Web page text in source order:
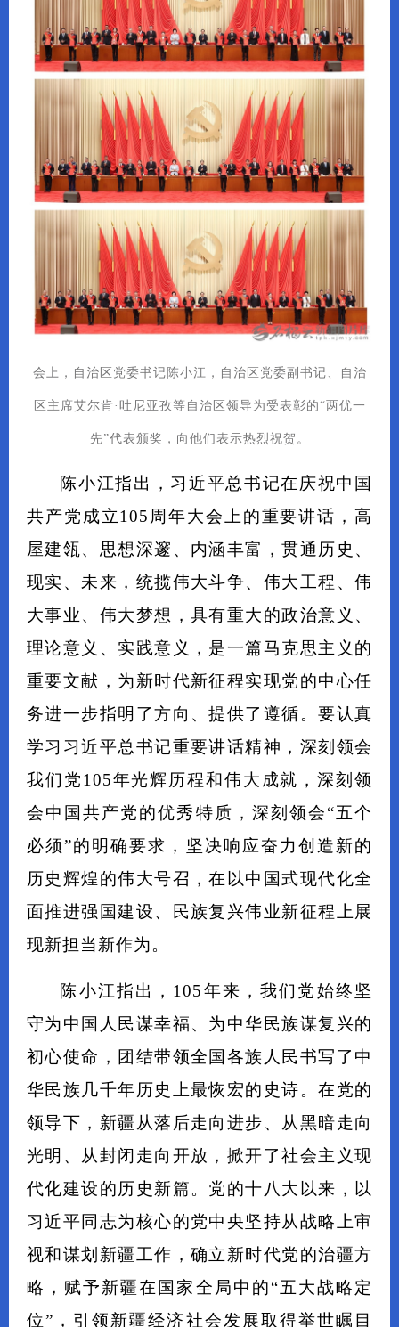
会上，自治区党委书记陈小江，自治区党委副书记、自治
区主席艾尔肯·吐尼亚孜等自治区领导为受表彰的“两优一
先”代表颁奖，向他们表示热烈祝贺。
陈小江指出，习近平总书记在庆祝中国
共产党成立105周年大会上的重要讲话，高
屋建瓴、思想深邃、内涵丰富，贯通历史、
现实、未来，统揽伟大斗争、伟大工程、伟
大事业、伟大梦想，具有重大的政治意义、
理论意义、实践意义，是一篇马克思主义的
重要文献，为新时代新征程实现党的中心任
务进一步指明了方向、提供了遵循。要认真
学习习近平总书记重要讲话精神，深刻领会
我们党105年光辉历程和伟大成就，深刻领
会中国共产党的优秀特质，深刻领会“五个
必须”的明确要求，坚决响应奋力创造新的
历史辉煌的伟大号召，在以中国式现代化全
面推进强国建设、民族复兴伟业新征程上展
现新担当新作为。
陈小江指出，105年来，我们党始终坚
守为中国人民谋幸福、为中华民族谋复兴的
初心使命，团结带领全国各族人民书写了中
华民族几千年历史上最恢宏的史诗。在党的
领导下，新疆从落后走向进步、从黑暗走向
光明、从封闭走向开放，掀开了社会主义现
代化建设的历史新篇。党的十八大以来，以
习近平同志为核心的党中央坚持从战略上审
视和谋划新疆工作，确立新时代党的治疆方
略，赋予新疆在国家全局中的“五大战略定
位”，引领新疆经济社会发展取得举世瞩目